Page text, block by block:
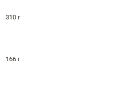
310 г
166 г